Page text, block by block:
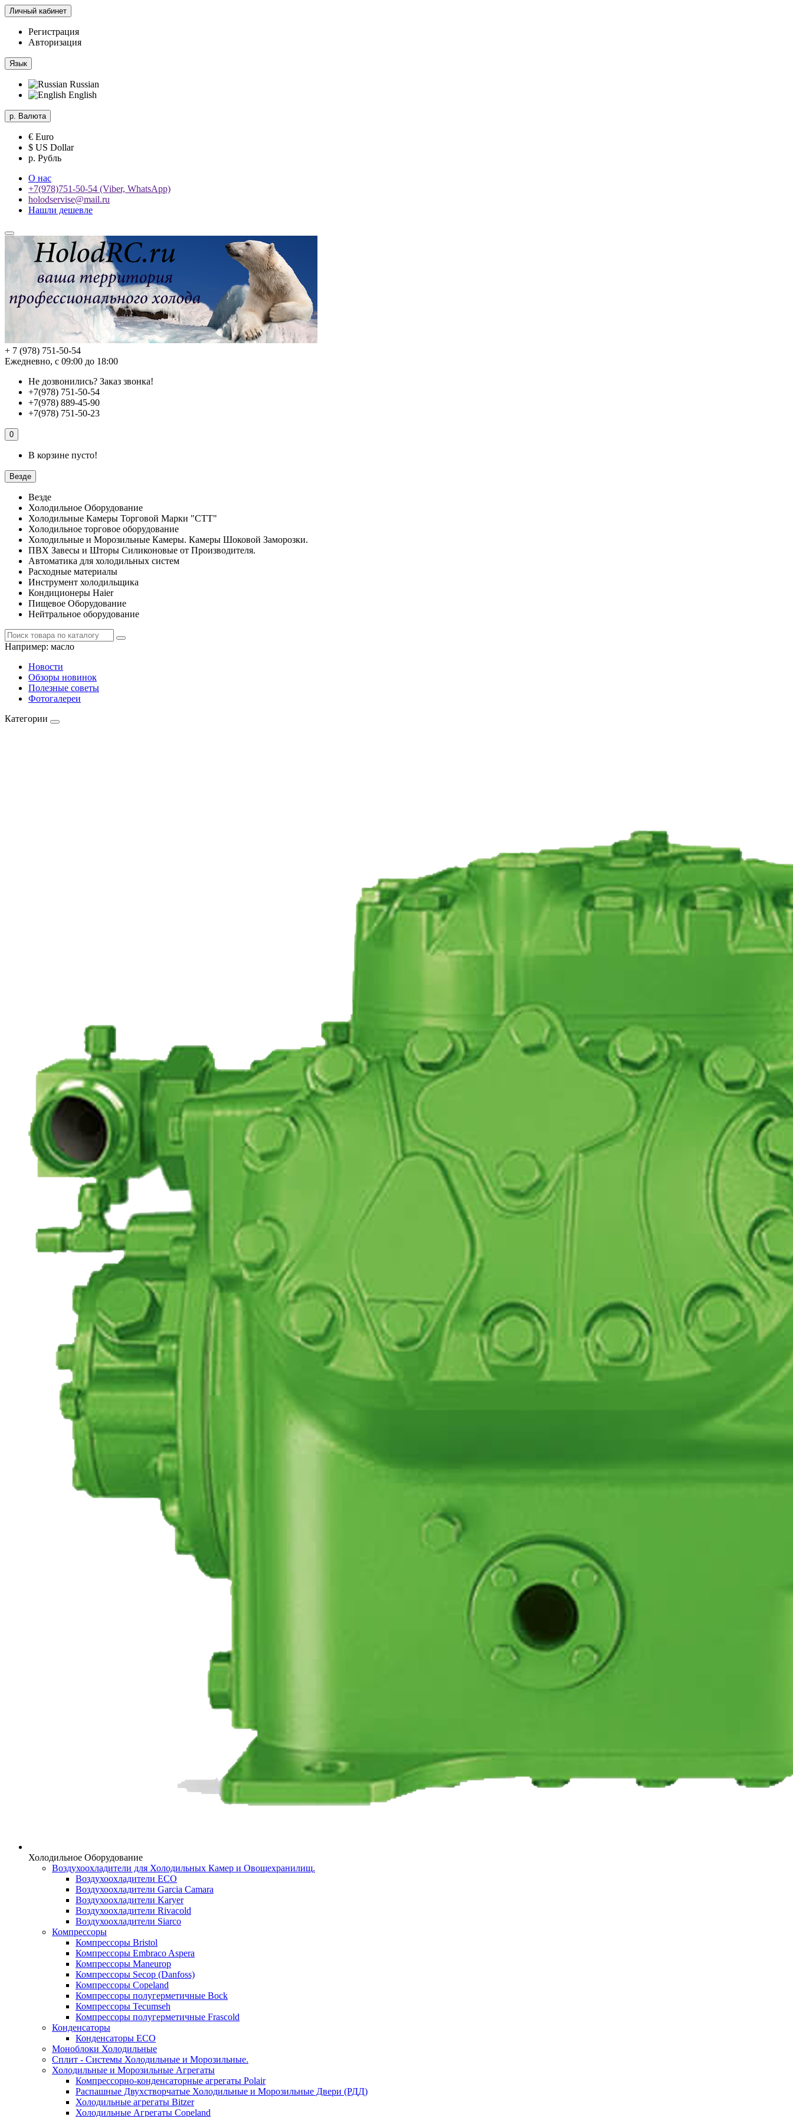
Личный кабинет
Регистрация
Авторизация
Язык
Russian
English
р. Валюта
€ Euro
$ US Dollar
р. Рубль
О нас
+7(978)751-50-54 (Viber, WhatsApp)
holodservise@mail.ru
Нашли дешевле
+ 7 (978) 751-50-54
Ежедневно, с 09:00 до 18:00
Не дозвонились? Заказ звонка!
+7(978) 751-50-54
+7(978) 889-45-90
+7(978) 751-50-23
0
В корзине пусто!
Везде
Везде
Холодильное Оборудование
Холодильные Камеры Торговой Марки "СТТ"
Холодильное торговое оборудование
Холодильные и Морозильные Камеры. Камеры Шоковой Заморозки.
ПВХ Завесы и Шторы Силиконовые от Производителя.
Автоматика для холодильных систем
Расходные материалы
Инструмент холодильщика
Кондиционеры Haier
Пищевое Оборудование
Нейтральное оборудование
Например: масло
Новости
Обзоры новинок
Полезные советы
Фотогалереи
Категории
Холодильное Оборудование
Воздухоохладители для Холодильных Камер и Овощехранилищ.
Воздухоохладители ECO
Воздухоохладители Garcia Camara
Воздухоохладители Karyer
Воздухоохладители Rivacold
Воздухоохладители Siarco
Компрессоры
Компрессоры Bristol
Компрессоры Embraco Aspera
Компрессоры Maneurop
Компрессоры Secop (Danfoss)
Компрессоры Copeland
Компрессоры полугерметичные Bock
Компрессоры Tecumseh
Компрессоры полугерметичные Frascold
Конденсаторы
Конденсаторы ECO
Моноблоки Холодильные
Сплит - Системы Холодильные и Морозильные.
Холодильные и Морозильные Агрегаты
Компрессорно-конденсаторные агрегаты Polair
Распашные Двухстворчатые Холодильные и Морозильные Двери (РДД)
Холодильные агрегаты Bitzer
Холодильные Агрегаты Copeland